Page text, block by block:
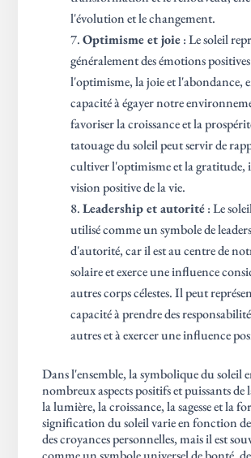
l'évolution et le changement.
Optimisme et joie: Le soleil
généralement des émotions
l'optimisme, la joie et l'abondance,
capacité à égayer notre
favoriser la croissance et la
tatouage du soleil peut servir de
cultiver l'optimisme et la gratitude,
vision positive de la vie.
Leadership et autorité: Le
utilisé comme un symbole de
d'autorité, car il est au centre de
solaire et exerce une influence
autres corps célestes. Il peut
capacité à prendre des
autres et à exercer une influence
Dans l'ensemble, la symbolique du soleil
nombreux aspects positifs et puissants de
la lumière, la croissance, la sagesse et la
signification du soleil varie en fonction
des croyances personnelles, mais il est